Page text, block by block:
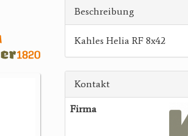
Beschreibung
Kahles Helia RF 8x42
Kontakt
Firma